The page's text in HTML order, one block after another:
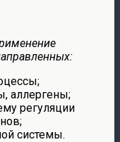
аллергены;
регуляции
системы.